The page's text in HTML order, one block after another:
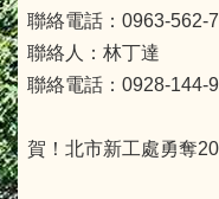
聯絡電話：0963-562-
聯絡人：林丁達
聯絡電話：0928-144-
賀！北市新工處勇奪